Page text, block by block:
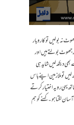
نہ بولیں تو کاروبار
بولتے ہیں اور
دیکھ لیں شاید ہی
لیں تو ملازمین اپنے باس
یہی رویہ اختیار کرتے
لگتا ہو۔ کہنے کو ہم